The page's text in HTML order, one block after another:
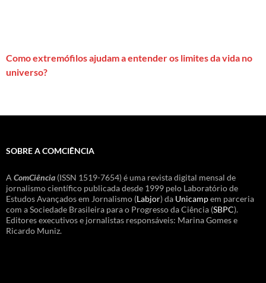
Como extremófilos ajudam a entender os limites da vida no
universo?
SOBRE A COMCIÊNCIA
A ComCiência (ISSN 1519-7654) é uma revista digital mensal de
jornalismo científico publicada desde 1999 pelo Laboratório de
Estudos Avançados em Jornalismo (Labjor) da Unicampem parceria
com a Sociedade Brasileira para o Progresso da Ciência (SBPC).
Editores executivos e jornalistas responsáveis: Marina Gomes e
Ricardo Muniz.